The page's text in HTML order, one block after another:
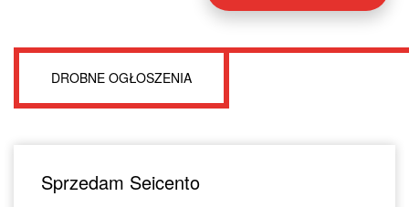
DROBNE OGŁOSZENIA
Sprzedam Seicento